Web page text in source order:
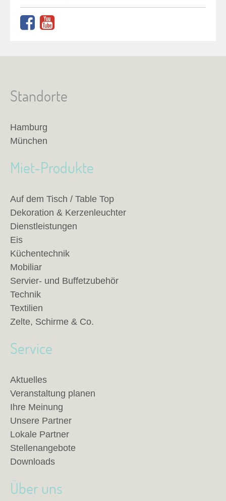
Standorte
Hamburg
München
Miet-Produkte
Auf dem Tisch / Table Top
Dekoration & Kerzenleuchter
Dienstleistungen
Eis
Küchentechnik
Mobiliar
Servier- und Buffetzubehör
Technik
Textilien
Zelte, Schirme & Co.
Service
Aktuelles
Veranstaltung planen
Ihre Meinung
Unsere Partner
Lokale Partner
Stellenangebote
Downloads
Über uns